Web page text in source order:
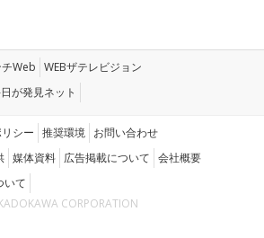
Web WEBザテレビジョン
が発見ネット
シー 推奨環境 お問い合わせ
媒体資料 広告掲載について 会社概要
いて
CORPORATION